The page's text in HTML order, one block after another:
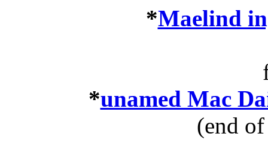
*Maelind
*unamed Mac
(end